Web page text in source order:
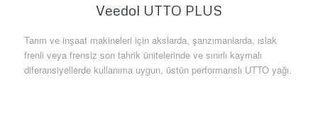
Veedol UTTO PLUS
Tarım ve inşaat makineleri için akslarda, şanzımanlarda, ıslak
frenli veya frensiz son tahrik ünitelerinde ve sınırlı kaymalı
diferansiyellerde kullanıma uygun, üstün performanslı UTTO yağı.